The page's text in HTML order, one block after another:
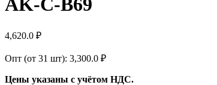
AK-C-B69
4,620.0 ₽
Опт (от 31 шт): 3,300.0 ₽
Цены указаны с учётом НДС.